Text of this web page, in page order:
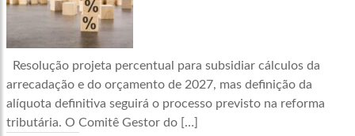
Resolução projeta percentual para subsidiar cálculos da
arrecadação e do orçamento de 2027, mas definição da
alíquota definitiva seguirá o processo previsto na reforma
tributária. O Comitê Gestor do […]